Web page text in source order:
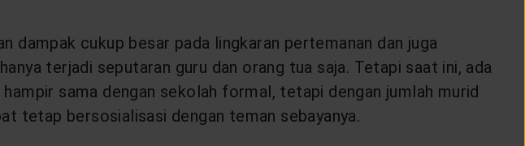
dampak cukup besar pada lingkaran pertemanan dan juga
terjadi seputaran guru dan orang tua saja. Tetapi saat ini, ada
sama dengan sekolah formal, tetapi dengan jumlah murid
tetap bersosialisasi dengan teman sebayanya.